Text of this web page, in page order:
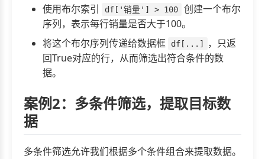
使用布尔索引
df['销量'] > 100
创建一个布尔
序列，表示每行销量是否大于100。
将这个布尔序列传递给数据框
df[...]
，只返
回True对应的行，从而筛选出符合条件的数
据。
案例2：多条件筛选，提取目标数
据
多条件筛选允许我们根据多个条件组合来提取数据。